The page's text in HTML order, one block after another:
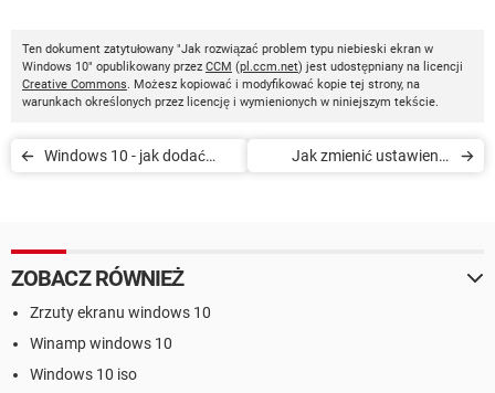
Ten dokument zatytułowany "Jak rozwiązać problem typu niebieski ekran w
Windows 10" opublikowany przez CCM (pl.ccm.net) jest udostępniany na licencji
Creative Commons. Możesz kopiować i modyfikować kopie tej strony, na
warunkach określonych przez licencję i wymienionych w niniejszym tekście.
Windows 10 - jak dodać
Jak zmienić ustawienia
ZOBACZ RÓWNIEŻ
Zrzuty ekranu windows 10
Winamp windows 10
Windows 10 iso